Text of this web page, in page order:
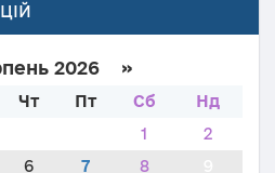
2026 »
Чт Пт Сб
Нд
1
2
6 7 8